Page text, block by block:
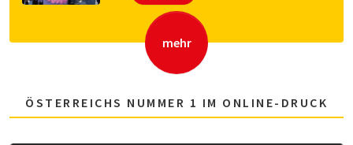
mehr
ÖSTERREICHS NUMMER 1 IM ONLINE-DRUCK